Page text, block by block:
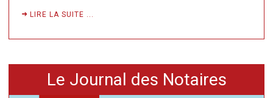
LIRE LA SUITE ...
Le Journal des Notaires